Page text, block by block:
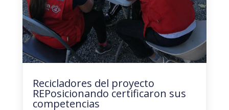
Recicladores del proyecto
REPosicionando certificaron sus
competencias